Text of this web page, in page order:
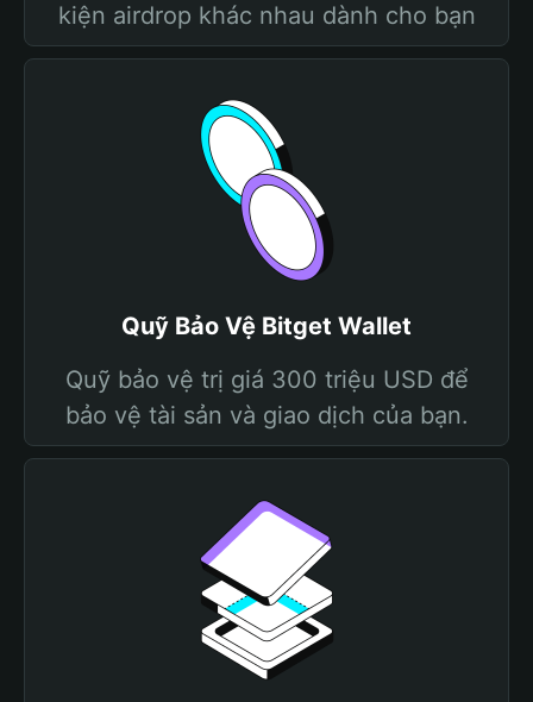
kiện airdrop khác nhau dành cho bạn
Quỹ Bảo Vệ Bitget Wallet
Quỹ bảo vệ trị giá 300 triệu USD để
bảo vệ tài sản và giao dịch của bạn.